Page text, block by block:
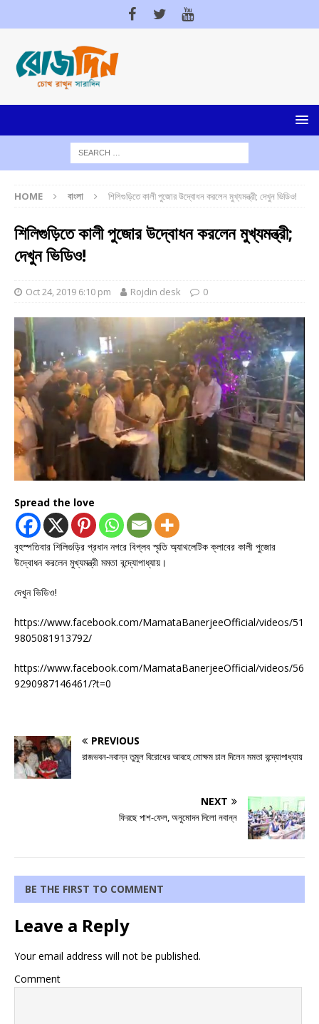
HOME বাংলা শিলিগুড়িতে কালী পুজোর উদ্বোধন করলেন মুখ্যমন্ত্রী; দেখুন ভিডিও!
শিলিগুড়িতে কালী পুজোর উদ্বোধন করলেন মুখ্যমন্ত্রী;
দেখুন ভিডিও!
Oct 24, 2019 6:10 pm Rojdin desk 0
Spread the love
বৃহস্পতিবার শিলিগুড়ির প্রধান নগরে বিপ্লব স্মৃতি অ্যাথলেটিক ক্লাবের কালী পুজোর
উদ্বোধন করলেন মুখ্যমন্ত্রী মমতা বন্দ্যোপাধ্যায়।
দেখুন ভিডিও!
https://www.facebook.com/MamataBanerjeeOfficial/videos/51
9805081913792/
https://www.facebook.com/MamataBanerjeeOfficial/videos/56
9290987146461/?t=0
PREVIOUS
রাজভবন-নবান্ন তুমুল বিরোধের আবহে মোক্ষম চাল দিলেন মমতা বন্দ্যোপাধ্যায়
NEXT
ফিরছে পাশ-ফেল, অনুমোদন দিলো নবান্ন
BE THE FIRST TO COMMENT
Leave a Reply
Your email address will not be published.
Comment